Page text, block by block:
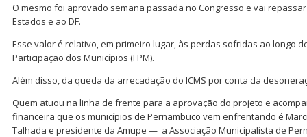
O mesmo foi aprovado semana passada no Congresso e vai
Estados e ao DF.
Esse valor é relativo, em primeiro lugar, às perdas sofridas ao longo
Participação dos Municípios (FPM).
Além disso, da queda da arrecadação do ICMS por conta da
Quem atuou na linha de frente para a aprovação do projeto e
financeira que os municípios de Pernambuco vem enfrentando é
Talhada e presidente da Amupe — a Associação Municipalista de